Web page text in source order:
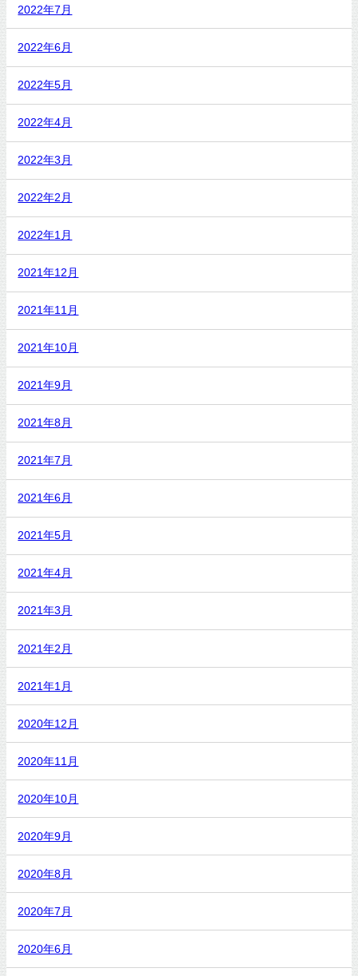
2022年7月
2022年6月
2022年5月
2022年4月
2022年3月
2022年2月
2022年1月
2021年12月
2021年11月
2021年10月
2021年9月
2021年8月
2021年7月
2021年6月
2021年5月
2021年4月
2021年3月
2021年2月
2021年1月
2020年12月
2020年11月
2020年10月
2020年9月
2020年8月
2020年7月
2020年6月